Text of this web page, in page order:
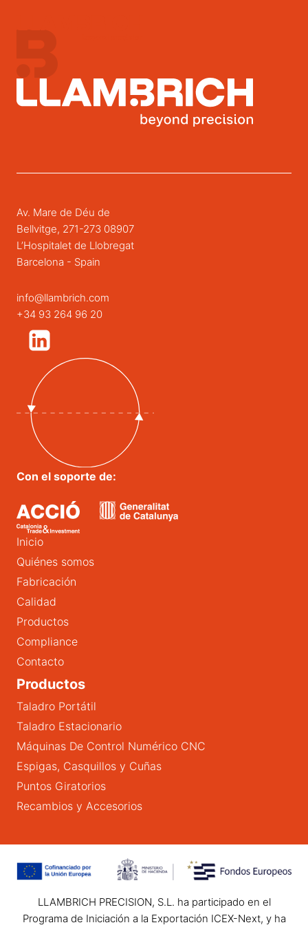
Av. Mare de Déu de
Bellvitge, 271-273 08907
L’Hospitalet de Llobregat
Barcelona - Spain
info@llambrich.com
+34 93 264 96 20
Con el soporte de:
Inicio
Quiénes somos
Fabricación
Calidad
Productos
Compliance
Contacto
Productos
Taladro Portátil
Taladro Estacionario
Máquinas De Control Numérico CNC
Espigas, Casquillos y Cuñas
Puntos Giratorios
Recambios y Accesorios
LLAMBRICH PRECISION, S.L. ha participado en el
Programa de Iniciación a la Exportación ICEX-Next, y ha